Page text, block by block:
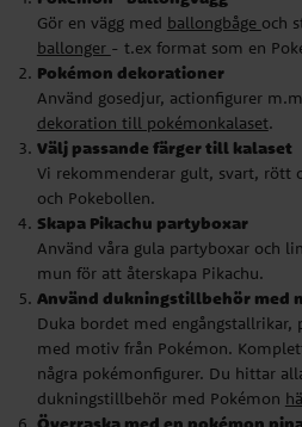
Använd våra gula partyboxar och
mun för att återskapa Pikachu.
Använd dukningstillbehör med
Duka bordet med engångstallrikar,
med motiv från Pokémon.
några pokémonfigurer. Du hittar
dukningstillbehör med Pokémon
Överraska med en pokémon
Låt pinatan gästspela som
Dekorera med Pokémon
Gör dina egna lanternor eller beställ
Låt pikachu hälsa gästerna
Klicka hem en av våra stora
placera den vid ytterdörren för att
Mat & dricka till
Gör en vägg med ballongbåge och
ballonger - t.ex format som en
Pokémon dekorationer
Använd gosedjur, actionfigurer
dekoration till pokémonkalaset.
Välj passande färger till kalaset
Vi rekommenderar gult, svart, rött
och Pokebollen.
Skapa Pikachu partyboxar
Använd våra gula partyboxar och
mun för att återskapa Pikachu.
Använd dukningstillbehör med
Duka bordet med engångstallrikar,
med motiv från Pokémon.
några pokémonfigurer. Du hittar
dukningstillbehör med Pokémon